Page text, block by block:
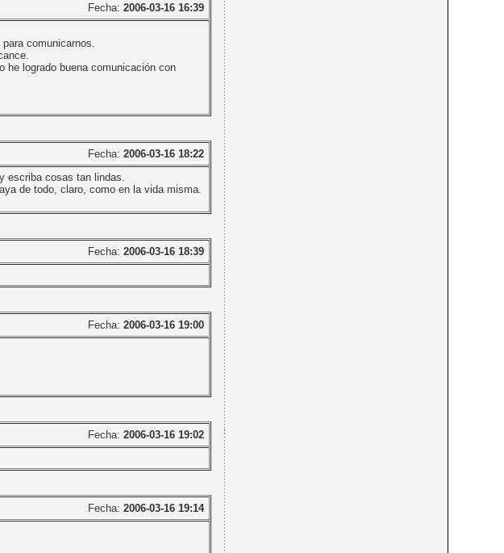
Fecha: 2006-03-16 16:39
comunicarnos.
he logrado buena comunicación con
Fecha: 2006-03-16 18:22
escriba cosas tan lindas.
de todo, claro, como en la vida misma.
Fecha: 2006-03-16 18:39
Fecha: 2006-03-16 19:00
Fecha: 2006-03-16 19:02
Fecha: 2006-03-16 19:14